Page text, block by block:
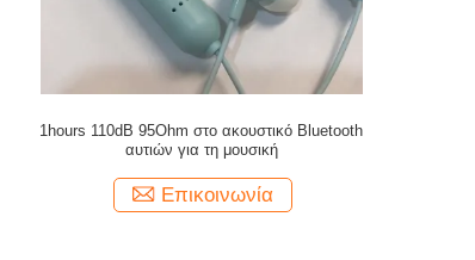
1hours 110dB 95Ohm στο ακουστικό Bluetooth
αυτιών για τη μουσική
Επικοινωνία